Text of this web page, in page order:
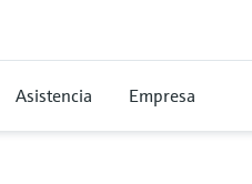
Asistencia Empresa